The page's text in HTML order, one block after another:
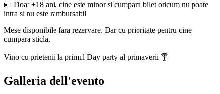
🪪 Doar +18 ani, cine este minor si cumpara bilet oricum nu poate
intra si nu este rambursabil
Mese disponibile fara rezervare. Dar cu prioritate pentru cine
cumpara sticla.
Vino cu prietenii la primul Day party al primaverii 🍸
Galleria dell'evento